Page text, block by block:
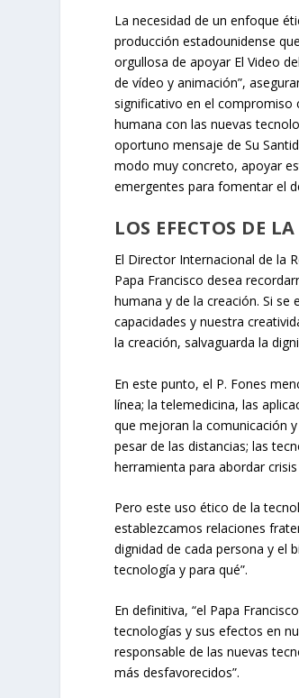
La necesidad de un enfoque
producción estadounidense
orgullosa de apoyar El Video
de vídeo y animación”,
significativo en el compromiso
humana con las nuevas
oportuno mensaje de Su
modo muy concreto, apoyar
emergentes para fomentar el
LOS EFECTOS DE
El Director Internacional de la
Papa Francisco desea
humana y de la creación. Si
capacidades y nuestra
la creación, salvaguarda la
En este punto, el P. Fones
línea; la telemedicina, las
que mejoran la comunicación
pesar de las distancias; las
herramienta para abordar
Pero este uso ético de la
establezcamos relaciones
dignidad de cada persona y el
tecnología y para qué”.
En definitiva, “el Papa
tecnologías y sus efectos en
responsable de las nuevas
más desfavorecidos”.